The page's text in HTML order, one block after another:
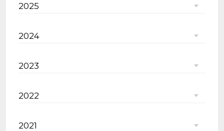
2025
2024
2023
2022
2021